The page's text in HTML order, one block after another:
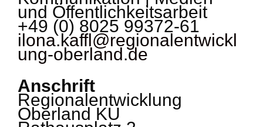
und Öffentlichkeitsarbeit
+49 (0) 8025 99372-61
ilona.kaffl@regionalentwickl
ung-oberland.de
Anschrift
Regionalentwicklung
Oberland KU